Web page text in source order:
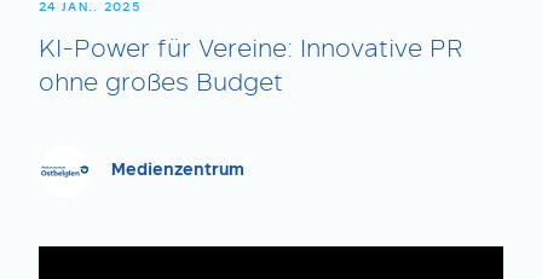
24 JAN.. 2025
KI-Power für Vereine: Innovative PR
ohne großes Budget
Medienzentrum